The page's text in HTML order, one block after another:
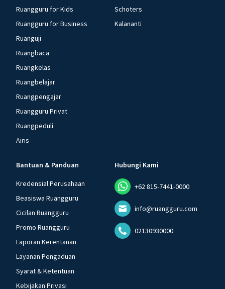
Ruangguru for Kids
Ruangguru for Business
Ruanguji
Ruangbaca
Ruangkelas
Ruangbelajar
Ruangpengajar
Ruangguru Privat
Ruangpeduli
Airis
Schoters
Kalananti
Bantuan & Panduan
Kredensial Perusahaan
Beasiswa Ruangguru
Cicilan Ruangguru
Promo Ruangguru
Laporan Kerentanan
Layanan Pengaduan
Syarat & Ketentuan
Kebijakan Privasi
Hubungi Kami
+62 815-7441-0000
info@ruangguru.com
02130930000